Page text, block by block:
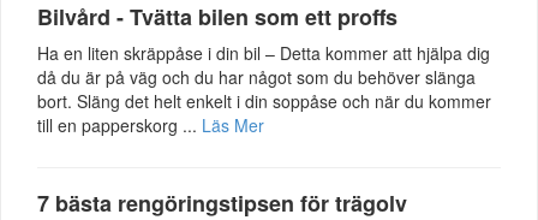
Bilvård - Tvätta bilen som ett proffs
Ha en liten skräppåse i din bil – Detta kommer att hjälpa dig
då du är på väg och du har något som du behöver slänga
bort. Släng det helt enkelt i din soppåse och när du kommer
till en papperskorg ... Läs Mer
7 bästa rengöringstipsen för trägolv